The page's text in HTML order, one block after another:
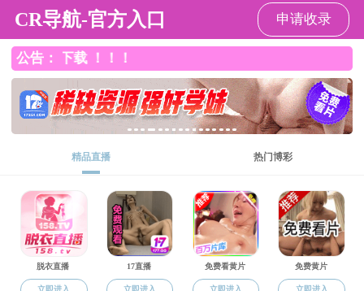
黑料网
黑料网 黑料网概况 师资队伍 人才培养 学科